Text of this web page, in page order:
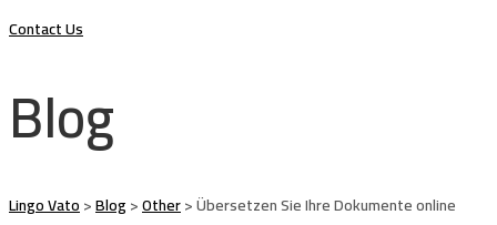
Contact Us
Blog
Lingo Vato>Blog>Other>Übersetzen Sie Ihre Dokumente online